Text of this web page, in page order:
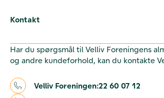
Kontakt
Har du spørgsmål til Velliv Foreningens
og andre kundeforhold, kan du kontakte
Velliv Foreningen:22 60 07 12